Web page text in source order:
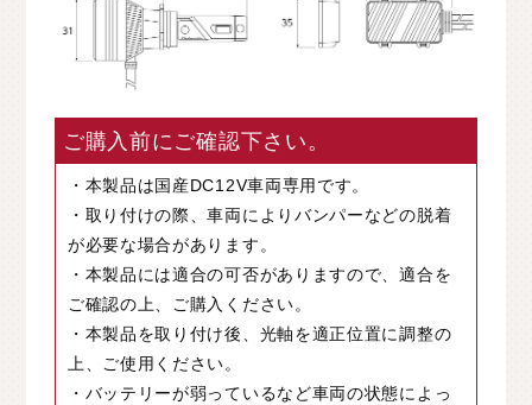
ご購入前にご確認下さい。
・本製品は国産DC12V車両専用です。
・取り付けの際、車両によりバンパーなどの脱着
が必要な場合があります。
・本製品には適合の可否がありますので、適合を
ご確認の上、ご購入ください。
・本製品を取り付け後、光軸を適正位置に調整の
上、ご使用ください。
・バッテリーが弱っているなど車両の状態によっ